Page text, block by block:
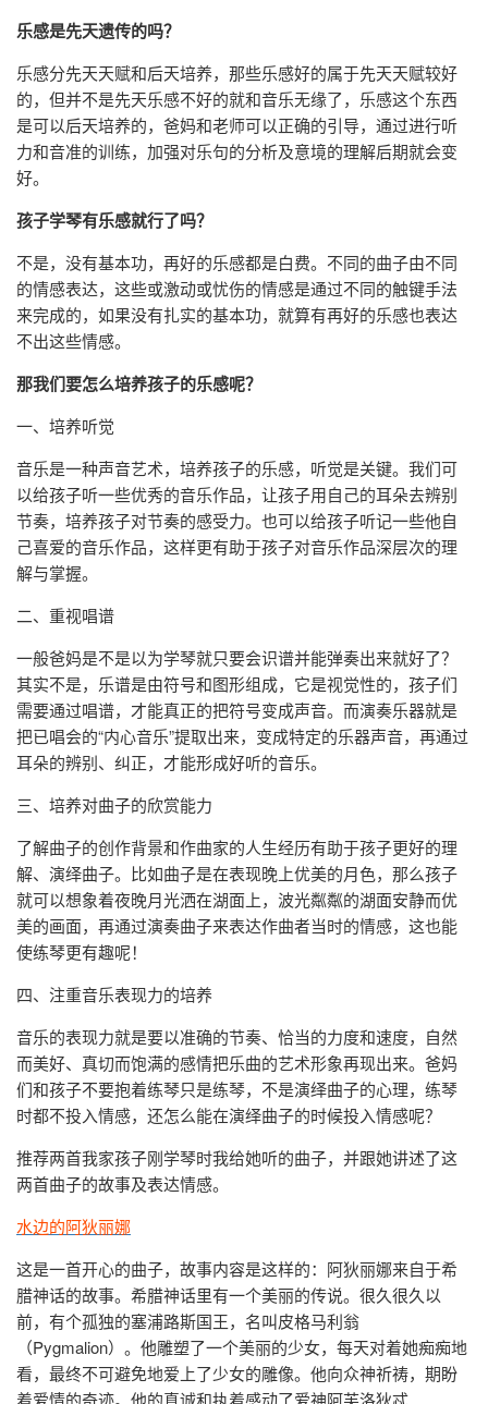
乐感是先天遗传的吗？
乐感分先天天赋和后天培养，那些乐感好的属于先天天赋较好
的，但并不是先天乐感不好的就和音乐无缘了，乐感这个东西
是可以后天培养的，爸妈和老师可以正确的引导，通过进行听
力和音准的训练，加强对乐句的分析及意境的理解后期就会变
好。
孩子学琴有乐感就行了吗？
不是，没有基本功，再好的乐感都是白费。不同的曲子由不同
的情感表达，这些或激动或忧伤的情感是通过不同的触键手法
来完成的，如果没有扎实的基本功，就算有再好的乐感也表达
不出这些情感。
那我们要怎么培养孩子的乐感呢？
一、培养听觉
音乐是一种声音艺术，培养孩子的乐感，听觉是关键。我们可
以给孩子听一些优秀的音乐作品，让孩子用自己的耳朵去辨别
节奏，培养孩子对节奏的感受力。也可以给孩子听记一些他自
己喜爱的音乐作品，这样更有助于孩子对音乐作品深层次的理
解与掌握。
二、重视唱谱
一般爸妈是不是以为学琴就只要会识谱并能弹奏出来就好了？
其实不是，乐谱是由符号和图形组成，它是视觉性的，孩子们
需要通过唱谱，才能真正的把符号变成声音。而演奏乐器就是
把已唱会的“内心音乐”提取出来，变成特定的乐器声音，再通过
耳朵的辨别、纠正，才能形成好听的音乐。
三、培养对曲子的欣赏能力
了解曲子的创作背景和作曲家的人生经历有助于孩子更好的理
解、演绎曲子。比如曲子是在表现晚上优美的月色，那么孩子
就可以想象着夜晚月光洒在湖面上，波光粼粼的湖面安静而优
美的画面，再通过演奏曲子来表达作曲者当时的情感，这也能
使练琴更有趣呢！
四、注重音乐表现力的培养
音乐的表现力就是要以准确的节奏、恰当的力度和速度，自然
而美好、真切而饱满的感情把乐曲的艺术形象再现出来。爸妈
们和孩子不要抱着练琴只是练琴，不是演绎曲子的心理，练琴
时都不投入情感，还怎么能在演绎曲子的时候投入情感呢？
推荐两首我家孩子刚学琴时我给她听的曲子，并跟她讲述了这
两首曲子的故事及表达情感。
水边的阿狄丽娜
这是一首开心的曲子，故事内容是这样的：阿狄丽娜来自于希
腊神话的故事。希腊神话里有一个美丽的传说。很久很久以
前，有个孤独的塞浦路斯国王，名叫皮格马利翁
（Pygmalion）。他雕塑了一个美丽的少女，每天对着她痴痴地
看，最终不可避免地爱上了少女的雕像。他向众神祈祷，期盼
着爱情的奇迹。他的真诚和执着感动了爱神阿芙洛狄忒